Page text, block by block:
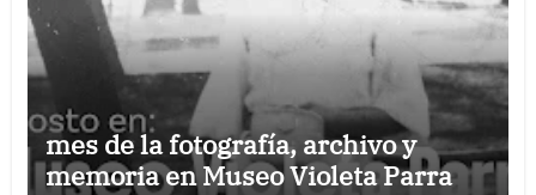
mes de la fotografía, archivo y
memoria en Museo Violeta Parra